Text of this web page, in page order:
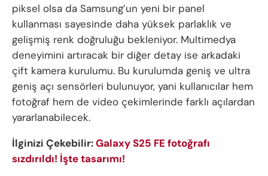
piksel olsa da Samsung’un yeni bir panel
kullanması sayesinde daha yüksek parlaklık ve
gelişmiş renk doğruluğu bekleniyor. Multimedya
deneyimini artıracak bir diğer detay ise arkadaki
çift kamera kurulumu. Bu kurulumda geniş ve ultra
geniş açı sensörleri bulunuyor, yani kullanıcılar hem
fotoğraf hem de video çekimlerinde farklı açılardan
yararlanabilecek.
İlginizi Çekebilir:Galaxy S25 FE fotoğrafı
sızdırıldı! İşte tasarımı!